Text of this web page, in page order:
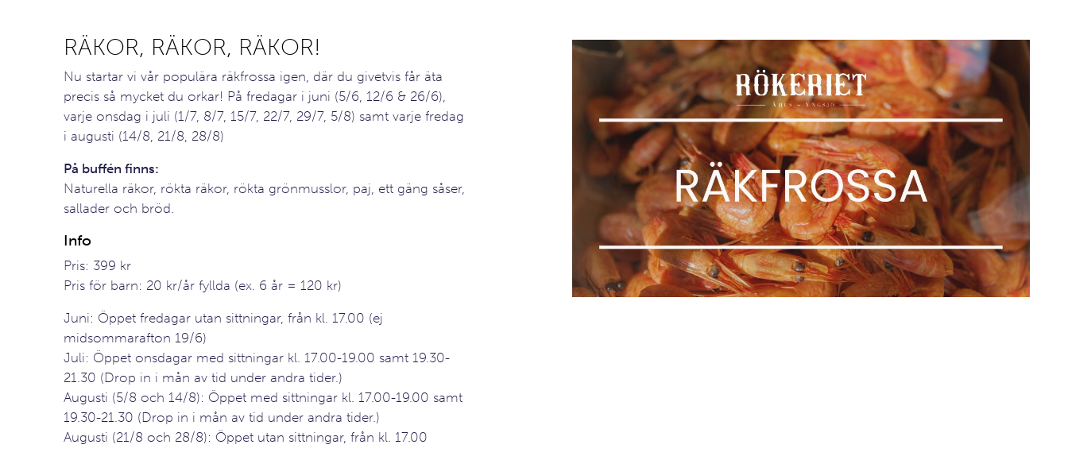
RÄKOR, RÄKOR, RÄKOR!
Nu startar vi vår populära räkfrossa igen, där du givetvis får äta
precis så mycket du orkar! På fredagar i juni (5/6, 12/6 & 26/6),
varje onsdag i juli (1/7, 8/7, 15/7, 22/7, 29/7, 5/8) samt varje fredag
i augusti (14/8, 21/8, 28/8)
På buffén finns:
Naturella räkor, rökta räkor, rökta grönmusslor, paj, ett gäng såser,
sallader och bröd.
Info
Pris: 399 kr
Pris för barn: 20 kr/år fyllda (ex. 6 år = 120 kr)
Juni: Öppet fredagar utan sittningar, från kl. 17.00 (ej
midsommarafton 19/6)
Juli: Öppet onsdagar med sittningar kl. 17.00-19.00 samt 19.30-
21.30 (Drop in i mån av tid under andra tider.)
Augusti (5/8 och 14/8): Öppet med sittningar kl. 17.00-19.00 samt
19.30-21.30 (Drop in i mån av tid under andra tider.)
Augusti (21/8 och 28/8): Öppet utan sittningar, från kl. 17.00